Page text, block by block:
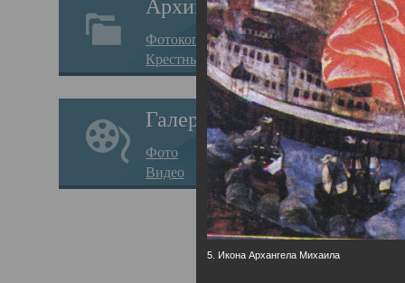
Архив
Фотокопии дел
Крестные ходы
Галерея
Фото
Видео
5. Икона Архангела Михаила